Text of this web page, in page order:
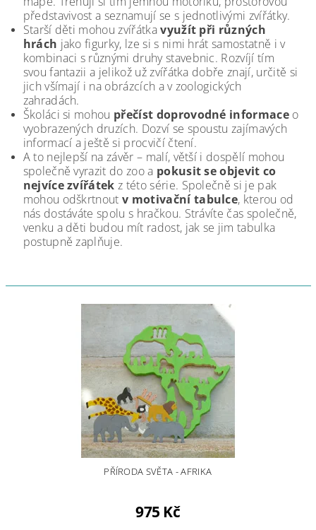
představivost a seznamují se s jednotlivými zvířátky.
Starší děti mohou zvířátkavyužít při různých
hrách jako figurky, lze si s nimi hrát samostatně i v
kombinaci s různými druhy stavebnic. Rozvíjí tím
svou fantazii a jelikož už zvířátka dobře znají, určitě si
jich všímají i na obrázcích a v zoologických
zahradách.
Školáci si mohou přečíst doprovodné informace o
vyobrazených druzích. Dozví se spoustu zajímavých
informací a ještě si procvičí čtení.
A to nejlepší na závěr – malí, větší i dospělí mohou
společně vyrazit do zoo a pokusit se objevit co
nejvíce zvířátekz této série. Společně si je pak
mohou odškrtnoutv motivační tabulce, kterou od
nás dostáváte spolu s hračkou. Strávíte čas společně,
venku a děti budou mít radost, jak se jim tabulka
postupně zaplňuje.
PŘÍRODA SVĚTA - AFRIKA
975 Kč